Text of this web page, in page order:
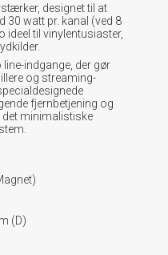
designet til at
30 watt pr. kanal (ved 8
til vinylentusiaster,
indgange, der gør
og streaming-
fjernbetjening og
det minimalistiske
(D)